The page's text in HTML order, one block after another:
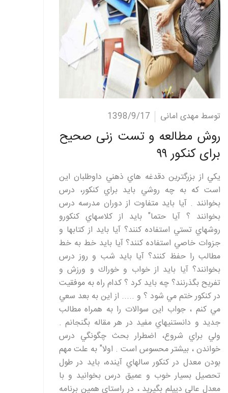
ادامه مطلب توسط مهدی امانی 1398/9/17
روش مطالعه و تست زنی صحیح
برای کنکور ۹۹
يكي از بزرگترين دقدغه هاي ذهني داوطلبان اين
است كه به چه روشي بايد براي كنكور، درس
بخوانند . آيا بايد متفاوت از دوران مدرسه درس
بخوانند ؟ آيا حتما" بايد از كلاسهاي كنكورو
روشهاي تستي استفاده كنند؟ آيا بايد از كتابها و
جزوات خاصي استفاده كنند؟ آيا بايد خط به خط
مطالب را حفظ كنند؟ آيا بايد شب و روز درس
بخوانند؟ آيا بايد از خواب و خوراك و ورزش و
تفريح بگذرنند؟ چه بايد كرد ؟ كدام راه به موفقيت
در كنكور ختم مي شود ؟ و ..... از اين به بعد سعي
مي كنم ، جواب اين سوالات را به همراه مطالب
جديد و دانستنيهاي مفيد در هر مقاله بگنجانم .
ولي براي شروع، اضطرار بحث چگونگي درس
خواندن ، بيشتر محسوس است . اولا" به علت مهم
بودن معدل در كنكور سالهاي آينده، بايد در طول
تحصيل بسيار خوب و عميق درس بخوانيد و با
معدل عالي ديپلم بگيريد ، در راستاي همين برنامه